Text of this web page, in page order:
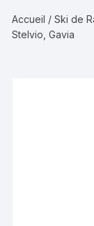
Accueil /Ski de
Stelvio, Gavia